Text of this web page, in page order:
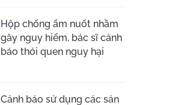
Hộp chống ẩm nuốt nhầm
gây nguy hiểm, bác sĩ cảnh
báo thói quen nguy hại
Cảnh báo sử dụng các sản